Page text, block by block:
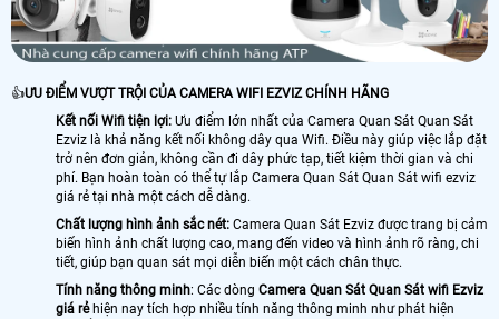
👍ƯU ĐIỂM VƯỢT TRỘI CỦA CAMERA WIFI EZVIZ CHÍNH HÃNG
Kết nối Wifi tiện lợi: Ưu điểm lớn nhất của Camera Quan Sát Quan Sát
Ezviz là khả năng kết nối không dây qua Wifi. Điều này giúp việc lắp đặt
trở nên đơn giản, không cần đi dây phức tạp, tiết kiệm thời gian và chi
phí. Bạn hoàn toàn có thể tự lắp Camera Quan Sát Quan Sát wifi ezviz
giá rẻ tại nhà một cách dễ dàng.
Chất lượng hình ảnh sắc nét: Camera Quan Sát Ezviz được trang bị cảm
biến hình ảnh chất lượng cao, mang đến video và hình ảnh rõ ràng, chi
tiết, giúp bạn quan sát mọi diễn biến một cách chân thực.
Tính năng thông minh: Các dòng Camera Quan Sát Quan Sát wifi Ezviz
giá rẻhiện nay tích hợp nhiều tính năng thông minh như phát hiện